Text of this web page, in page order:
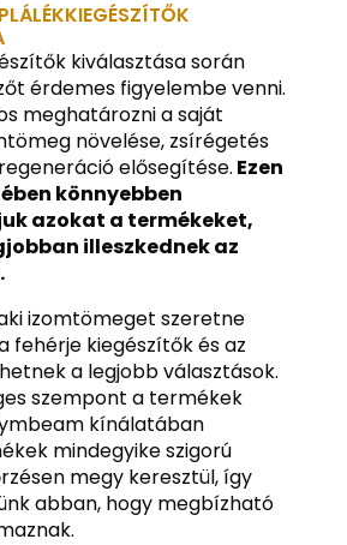
kiválasztása során
érdemes figyelembe venni.
meghatározni a saját
növelése, zsírégetés
elősegítése. Ezen
könnyebben
azokat a termékeket,
illeszkednek az
izomtömeget szeretne
fehérje kiegészítők és az
a legjobb választások.
szempont a termékek
kínálatában
mindegyike szigorú
megy keresztül, így
abban, hogy megbízható